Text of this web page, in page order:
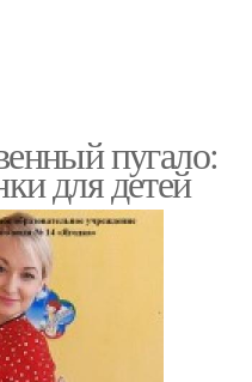
пугало:
для детей